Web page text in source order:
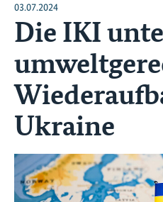
03.07.2024
Die IKI
Ukraine